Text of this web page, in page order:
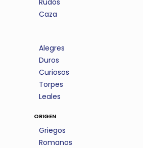
Rudos
Caza
Alegres
Duros
Curiosos
Torpes
Leales
origen
Griegos
Romanos